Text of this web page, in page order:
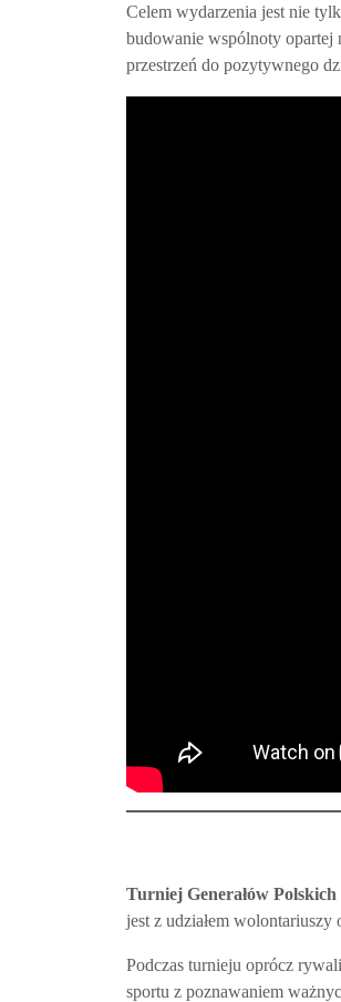
Celem wydarzenia jest nie
budowanie wspólnoty opartej
przestrzeń do pozytywnego
Turniej Generałów
jest z udziałem
Podczas turnieju oprócz
sportu z poznawaniem